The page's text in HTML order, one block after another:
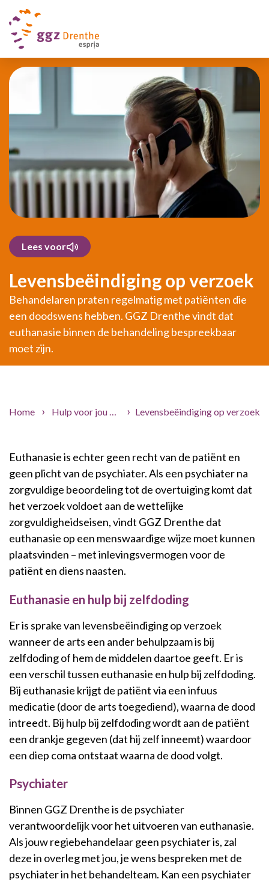
Lees voor
Levensbeëindiging op verzoek
Behandelaren praten regelmatig met patiënten die
een doodswens hebben. GGZ Drenthe vindt dat
euthanasie binnen de behandeling bespreekbaar
moet zijn.
Home Hulp voor jou Praktische informatie Folders
Levensbeëindiging op verzoek
Euthanasie is echter geen recht van de patiënt en
geen plicht van de psychiater. Als een psychiater na
zorgvuldige beoordeling tot de overtuiging komt dat
het verzoek voldoet aan de wettelijke
zorgvuldigheidseisen, vindt GGZ Drenthe dat
euthanasie op een menswaardige wijze moet kunnen
plaatsvinden – met inlevingsvermogen voor de
patiënt en diens naasten.
Euthanasie en hulp bij zelfdoding
Er is sprake van levensbeëindiging op verzoek
wanneer de arts een ander behulpzaam is bij
zelfdoding of hem de middelen daartoe geeft. Er is
een verschil tussen euthanasie en hulp bij zelfdoding.
Bij euthanasie krijgt de patiënt via een infuus
medicatie (door de arts toegediend), waarna de dood
intreedt. Bij hulp bij zelfdoding wordt aan de patiënt
een drankje gegeven (dat hij zelf inneemt) waardoor
een diep coma ontstaat waarna de dood volgt.
Psychiater
Binnen GGZ Drenthe is de psychiater
verantwoordelijk voor het uitvoeren van euthanasie.
Als jouw regiebehandelaar geen psychiater is, zal
deze in overleg met jou, je wens bespreken met de
psychiater in het behandelteam. Kan een psychiater